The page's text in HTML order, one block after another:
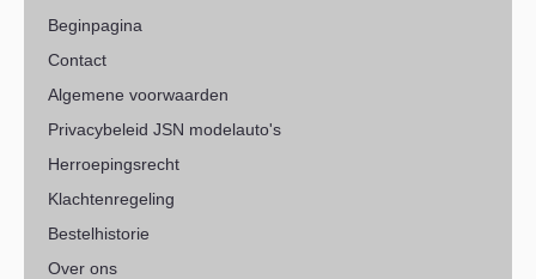
Beginpagina
Contact
Algemene voorwaarden
Privacybeleid JSN modelauto's
Herroepingsrecht
Klachtenregeling
Bestelhistorie
Over ons